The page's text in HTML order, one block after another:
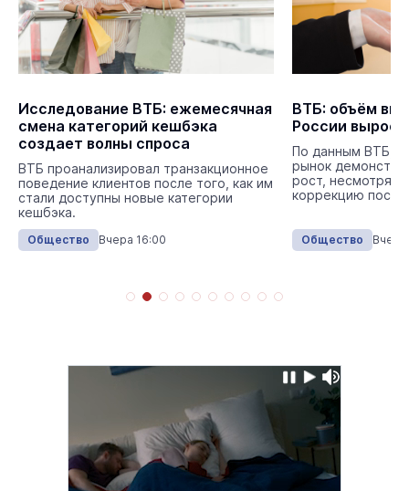
Исследование ВТБ: ежемесячная
смена категорий кешбэка
создает волны спроса
ВТБ проанализировал транзакционное
поведение клиентов после того, как им
стали доступны новые категории
кешбэка.
Общество Вчера 16:00
ВТБ: объём
России вырос
По данным ВТБ,
рынок
рост, несмотря
коррекцию
Общество Вчера